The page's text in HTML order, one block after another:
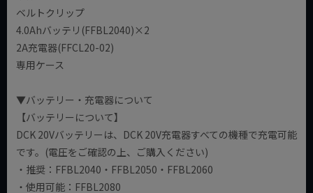
ベルトクリップ
4.0Ahバッテリ(FFBL2040)×2
2A充電器(FFCL20-02)
専用ケース
▼バッテリー・充電器について
【バッテリーについて】
DCK 20Vバッテリーは、DCK 20V充電器すべての機種で充電可能
です。(電圧をご確認の上、ご購入ください)
・推奨：FFBL2040・FFBL2050・FFBL2060
・使用可能：FFBL2080